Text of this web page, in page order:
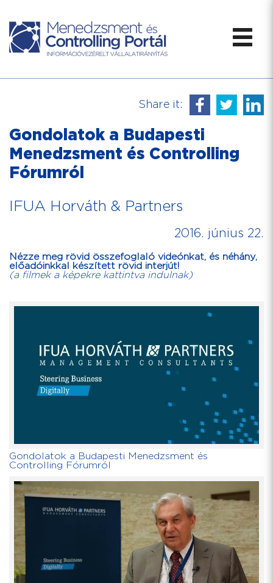
Share it:
Gondolatok a Budapesti
Menedzsment és Controlling
Fórumról
IFUA Horváth & Partners
2016. június 22.
Nézze meg rövid összefoglaló videónkat, és néhány,
előadóinkkal készített rövid interjút!
(a filmek a képekre kattintva indulnak)
Gondolatok a Budapesti Menedzsment és
Controlling Fórumról